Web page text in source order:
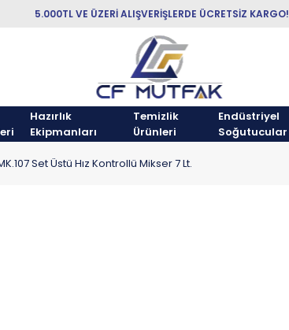
5.000TL VE ÜZERİ ALIŞVERİŞLERDE ÜCRETSİZ KARGO!
Hazırlık
Ekipmanları
Temizlik
Ürünleri
Endüstriyel
Soğutucular
Set Üstü Hız Kontrollü Mikser 7 Lt.